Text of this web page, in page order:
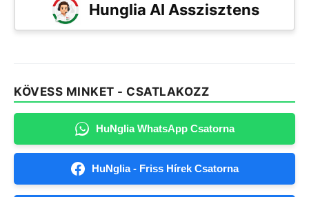
Hunglia AI Asszisztens
KÖVESS MINKET - CSATLAKOZZ
HuNglia WhatsApp Csatorna
HuNglia - Friss Hírek Csatorna